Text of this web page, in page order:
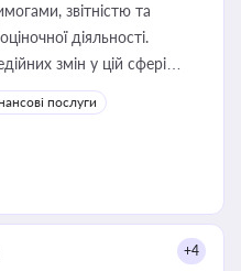
звітністю та
діяльності.
змін у цій сфері
юриста або
приватизації, оренди
угод і перевірки
послуги
+4